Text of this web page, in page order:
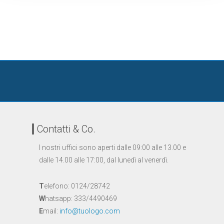
Contatti & Co.
I nostri uffici sono aperti dalle 09:00 alle 13.00 e
dalle 14.00 alle 17:00, dal lunedì al venerdì.
Telefono: 0124/28742
Whatsapp: 333/4490469
Email: info@tuologo.com